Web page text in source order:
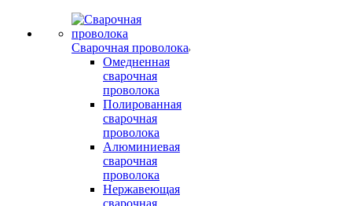
Сварочная проволока
Омедненная
сварочная
проволока
Полированная
сварочная
проволока
Алюминиевая
сварочная
проволока
Нержавеющая
сварочная